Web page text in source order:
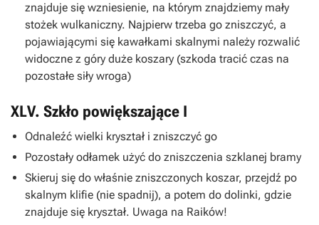
znajduje się wzniesienie, na którym znajdziemy mały
stożek wulkaniczny. Najpierw trzeba go zniszczyć, a
pojawiającymi się kawałkami skalnymi należy rozwalić
widoczne z góry duże koszary (szkoda tracić czas na
pozostałe siły wroga)
XLV. Szkło powiększające I
Odnaleźć wielki kryształ i zniszczyć go
Pozostały odłamek użyć do zniszczenia szklanej bramy
Skieruj się do właśnie zniszczonych koszar, przejdź po
skalnym klifie (nie spadnij), a potem do dolinki, gdzie
znajduje się kryształ. Uwaga na Raików!